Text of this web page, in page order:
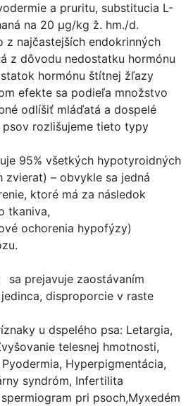
a pruritu, substitucia L-
na 20 μg/kg ž. hm./d.
z najčastejších endokrinných
z dôvodu nedostatku hormónu
hormónu štítnej žľazy
efekte sa podieľa množstvo
odlíšiť mláďatá a dospelé
psov rozlišujeme tieto typy
95% všetkých hypotyroidných
zvierat) – obvykle sa jedná
ktoré má za následok
tkaniva,
ochorenia hypofýzy)
prejavuje zaostávaním
disproporcie v raste
u dspelého psa: Letargia,
telesnej hmotnosti,
Hyperpigmentácia,
syndróm, Infertilita
pri psoch,Myxedém